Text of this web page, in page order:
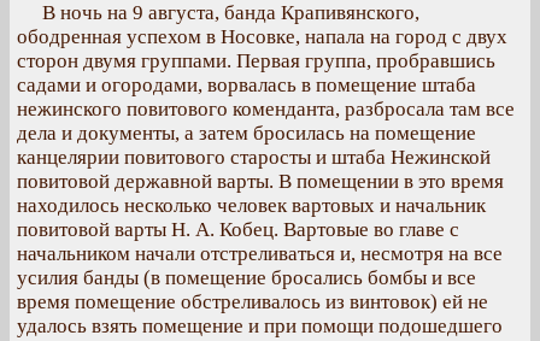
В ночь на 9 августа, банда Крапивянского,
ободренная успехом в Носовке, напала на город с двух
сторон двумя группами. Первая группа, пробравшись
садами и огородами, ворвалась в помещение штаба
нежинского повитового коменданта, разбросала там все
дела и документы, а затем бросилась на помещение
канцелярии повитового старосты и штаба Нежинской
повитовой державной варты. В помещении в это время
находилось несколько человек вартовых и начальник
повитовой варты Н. А. Кобец. Вартовые во главе с
начальником начали отстреливаться и, несмотря на все
усилия банды (в помещение бросались бомбы и все
время помещение обстреливалось из винтовок) ей не
удалось взять помещение и при помощи подошедшего